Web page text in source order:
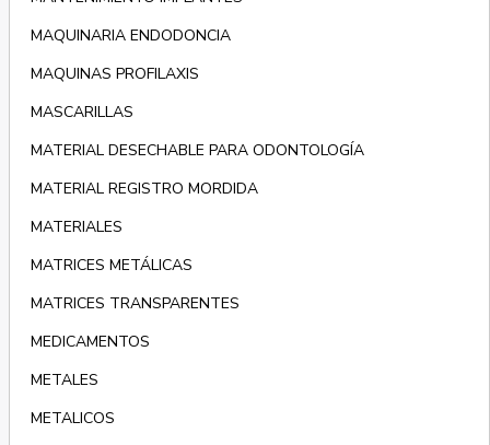
MAQUINARIA ENDODONCIA
MAQUINAS PROFILAXIS
MASCARILLAS
MATERIAL DESECHABLE PARA ODONTOLOGÍA
MATERIAL REGISTRO MORDIDA
MATERIALES
MATRICES METÁLICAS
MATRICES TRANSPARENTES
MEDICAMENTOS
METALES
METALICOS